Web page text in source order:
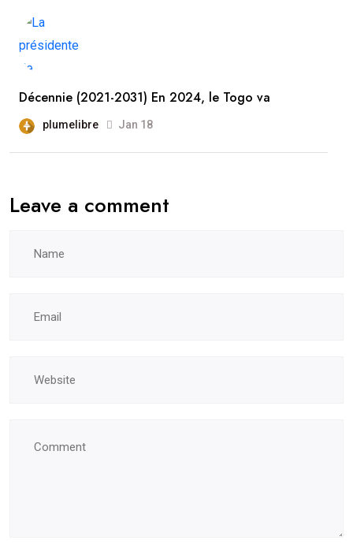
Décennie (2021-2031) En 2024, le Togo va
plumelibre Jan 18
Leave a comment